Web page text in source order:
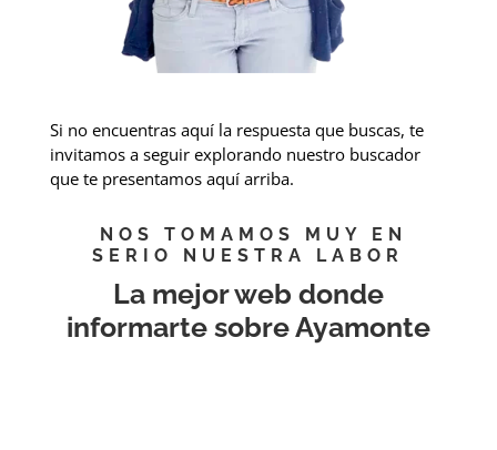
Si no encuentras aquí la respuesta que buscas, te
invitamos a seguir explorando nuestro buscador
que te presentamos aquí arriba.
NOS TOMAMOS MUY EN
SERIO NUESTRA LABOR
La mejor web donde
informarte sobre Ayamonte